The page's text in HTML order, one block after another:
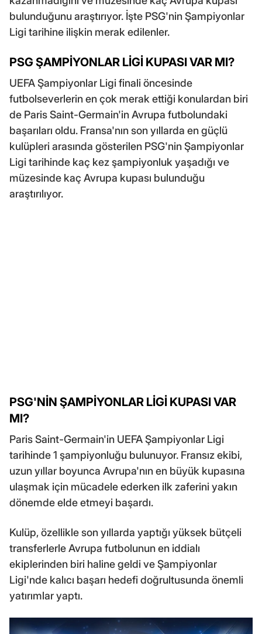
bulunduğunu araştırıyor. İşte PSG'nin Şampiyonlar
Ligi tarihine ilişkin merak edilenler.
PSG ŞAMPİYONLAR LİGİ KUPASI VAR MI?
UEFA Şampiyonlar Ligi finali öncesinde
futbolseverlerin en çok merak ettiği konulardan biri
de Paris Saint-Germain'in Avrupa futbolundaki
başarıları oldu. Fransa'nın son yıllarda en güçlü
kulüpleri arasında gösterilen PSG'nin Şampiyonlar
Ligi tarihinde kaç kez şampiyonluk yaşadığı ve
müzesinde kaç Avrupa kupası bulunduğu
araştırılıyor.
PSG'NİN ŞAMPİYONLAR LİGİ KUPASI VAR
MI?
Paris Saint-Germain'in UEFA Şampiyonlar Ligi
tarihinde 1 şampiyonluğu bulunuyor. Fransız ekibi,
uzun yıllar boyunca Avrupa'nın en büyük kupasına
ulaşmak için mücadele ederken ilk zaferini yakın
dönemde elde etmeyi başardı.
Kulüp, özellikle son yıllarda yaptığı yüksek bütçeli
transferlerle Avrupa futbolunun en iddialı
ekiplerinden biri haline geldi ve Şampiyonlar
Ligi'nde kalıcı başarı hedefi doğrultusunda önemli
yatırımlar yaptı.